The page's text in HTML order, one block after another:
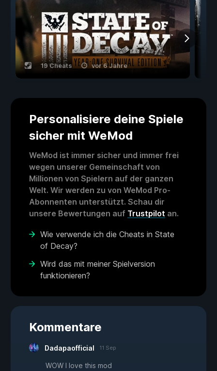
19 Cheats vor 6 Jahre
Personalisiere deine Spiele
sicher mit WeMod
WeMod ist immer sicher und immer frei
wegen unserer Gemeinschaft von
Millionen von Spielern auf der ganzen
Welt. Wir werden zu von WeMod Pro-
Abonnenten unterstützt. Schau dir
unsere Bewertungen auf Trustpilot an.
Wie verwende ich die Cheats in State
of Decay?
Wird das mit meiner Spielversion
funktionieren?
Kommentare
Dadapaofficial 11 Sep
WOW I love this mod